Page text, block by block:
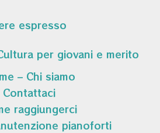
– Chi siamo
Contattaci
raggiungerci
pianoforti